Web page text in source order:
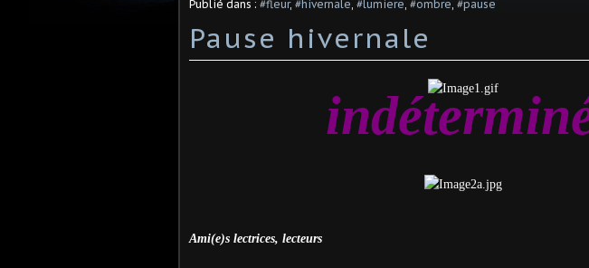
Publié dans : #fleur, #hivernale #lumiere #ombre #pause
Pause hivernale
Ami(e)s lectrices, lecteurs